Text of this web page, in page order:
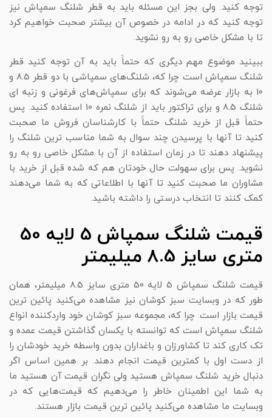
توجه کنید. ولی بجز این مسئله باید به قطر شلنگ سمپاش نیز
توجه کنید که در ادامه در خصوص آن بیشتر صحبت خواهیم کرد
تا با مشکل خاصی رو به رو نشوید.
ببینید موضوع مهم دیگری که حتماََ باید به آن توجه کنید قطر
شلنگ سمپاش است چرا که، شلنگ‌های سمپاشی با دو قطر 8.5 و
10 به بازار عرضه می‌شوند که برای سمپاش‌های فرغونی و زنبه ای
شلنگ 8.5 و برای تراکتور باید از شلنگ نمره 10 استفاده کنید. پس
حتماََ قبل از خرید شلنگ حتماََ با کارشناسان فروش ما صحبت
کنید تا آنها با پرسیدن چند سوال به شما مناسب ترین شلنگ را
پیشنهاد دهند تا در زمان استفاده از آن با مشکل خاصی رو به رو
نشوید. پس برای سهولت حال خودتان هم که شده قبل از خرید با
مشاوران ما صحبت کنید تا آنها با اطلاعاتی که به شما می‌دهند
کمک کنند تا انتخاب درستی را داشته باشید.
قیمت شلنگ سمپاش 5 لایه 50
متری سایز 8.5 میلیمتر
قیمت شلنگ سمپاش 5 لایه 50 متری سایز 8.5 میلیمتر، همان
طور که در وبسایت سبز کوشان نیز مشاهده می‌کنید پائین ترین
قیمت بازار است. چرا که، مجموعه سبز کوشان خود واردکننده انواع
شلنگ سمپاش است که توانسته با یکسان گذاشتن قیمت عمده و
تک کاری کند تا کشاورزان و باغداران بدون واسطه خرید خودشان را
از دست اول با کمترین قیمت انجام دهند. بر همین اساس اگر
دنبال خرید شلنگ سمپاش هستید ولی نگران قیمت آن هستید ما
به شما این اطمینان خاطر را می‌دهیم که قیمت‌هایی که در
وبسایت ما مشاهده می‌کنید پائین ترین قیمت بازار هستند.